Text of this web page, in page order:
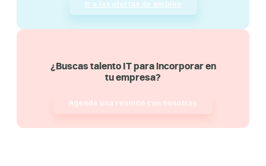
Ir a las ofertas de empleo
¿Buscas talento IT para incorporar en
tu empresa?
Agenda una reunión con nosotras